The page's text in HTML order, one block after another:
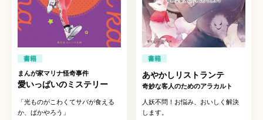
書籍
まんが家マリナ怪奇事件
愛いっぱいのミステリー
「光ものがこわくてサバが食える
か、ばかやろう」
書籍
あやかしリストランテ
奇妙な客人のためのアラカルト
人妖不問！お悩み、おいしく解決
します。